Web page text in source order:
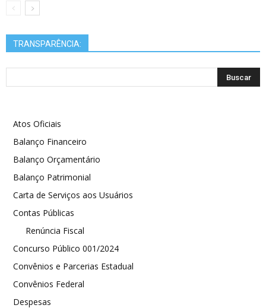
TRANSPARÊNCIA:
Atos Oficiais
Balanço Financeiro
Balanço Orçamentário
Balanço Patrimonial
Carta de Serviços aos Usuários
Contas Públicas
Renúncia Fiscal
Concurso Público 001/2024
Convênios e Parcerias Estadual
Convênios Federal
Despesas